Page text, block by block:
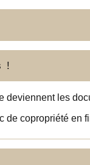
!
deviennent les
de copropriété en